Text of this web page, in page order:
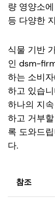
량 영양소
등 다양한
식물 기반
인 dsm-
하는 소비
하고 있습
하나의 지
하고 거부
록 도와드
다.
참조